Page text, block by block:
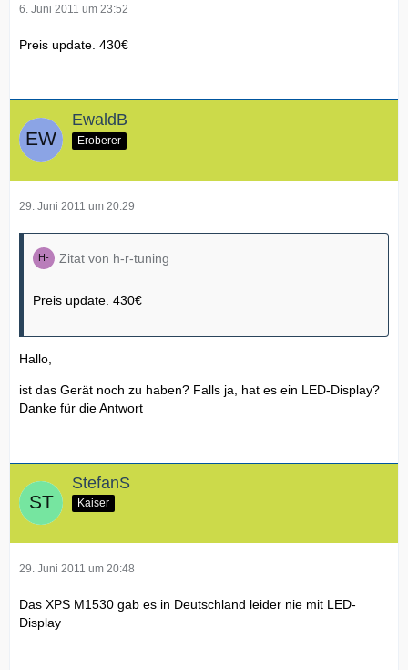
6. Juni 2011 um 23:52
Preis update. 430€
EwaldB
Eroberer
29. Juni 2011 um 20:29
Zitat von h-r-tuning
Preis update. 430€
Hallo,
ist das Gerät noch zu haben? Falls ja, hat es ein LED-Display?
Danke für die Antwort
StefanS
Kaiser
29. Juni 2011 um 20:48
Das XPS M1530 gab es in Deutschland leider nie mit LED-
Display